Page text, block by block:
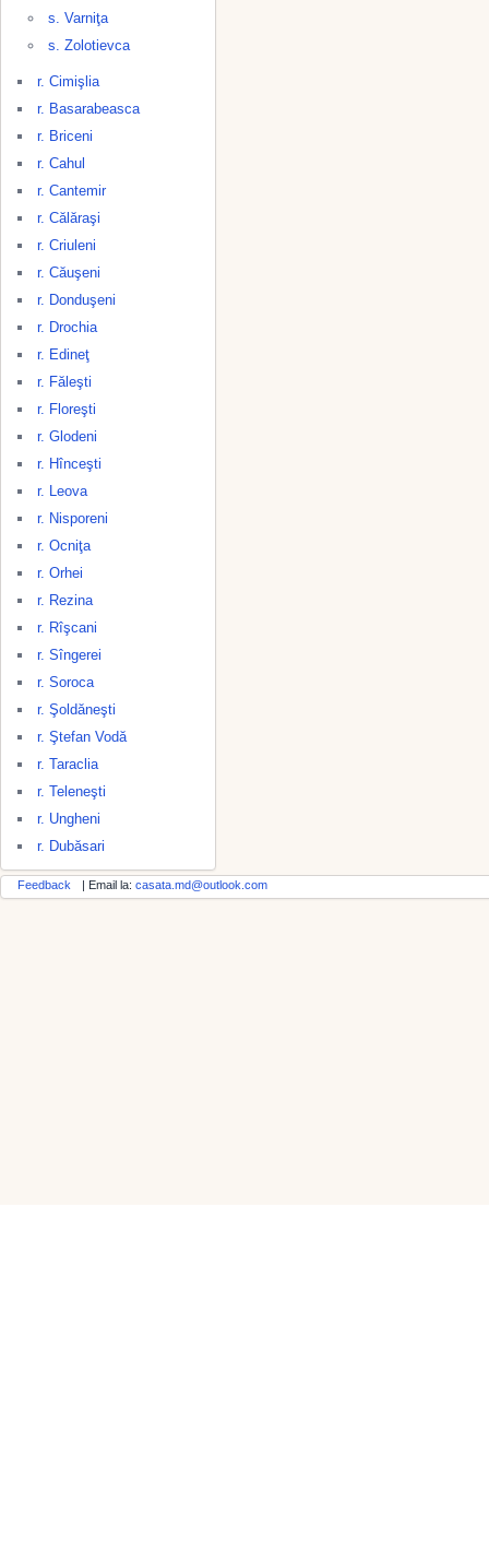
s. Varniţa
s. Zolotievca
r. Cimişlia
r. Basarabeasca
r. Briceni
r. Cahul
r. Cantemir
r. Călăraşi
r. Criuleni
r. Căuşeni
r. Donduşeni
r. Drochia
r. Edineţ
r. Făleşti
r. Floreşti
r. Glodeni
r. Hînceşti
r. Leova
r. Nisporeni
r. Ocniţa
r. Orhei
r. Rezina
r. Rîşcani
r. Sîngerei
r. Soroca
r. Şoldăneşti
r. Ştefan Vodă
r. Taraclia
r. Teleneşti
r. Ungheni
r. Dubăsari
Feedback | Email la: casata.md@outlook.com